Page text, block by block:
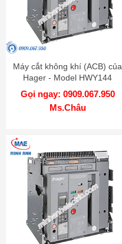
Máy cắt không khí (ACB) của
Hager - Model HWY144
Gọi ngay: 0909.067.950
Ms.Châu